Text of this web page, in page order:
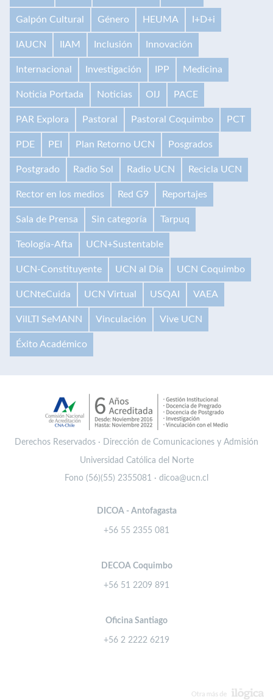
Galpón Cultural Género HEUMA I+D+i
IAUCN IIAM Inclusión Innovación
Internacional Investigación IPP Medicina
Noticia Portada Noticias OIJ PACE
PAR Explora Pastoral Pastoral Coquimbo PCT
PDE PEI Plan Retorno UCN Posgrados
Postgrado Radio Sol Radio UCN Recicla UCN
Rector en los medios Red G9 Reportajes
Sala de Prensa Sin categoría Tarpuq
Teología-Afta UCN+Sustentable
UCN-Constituyente UCN al Día UCN Coquimbo
UCNteCuida UCN Virtual USQAI VAEA
VilLTI SeMANN Vinculación Vive UCN
Éxito Académico
Derechos Reservados · Dirección de Comunicaciones y Admisión
Universidad Católica del Norte
Fono (56)(55) 2355081 · dicoa@ucn.cl
DICOA - Antofagasta
+56 55 2355 081
DECOA Coquimbo
+56 51 2209 891
Oficina Santiago
+56 2 2222 6219